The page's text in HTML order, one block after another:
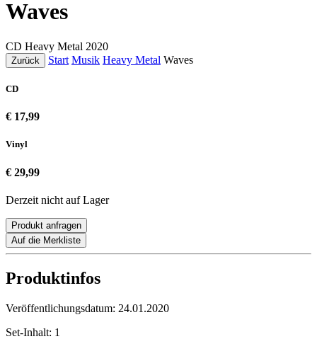
Waves
CD Heavy Metal 2020
Zurück Start Musik Heavy Metal Waves
CD
€ 17,99
Vinyl
€ 29,99
Derzeit nicht auf Lager
Produkt anfragen
Auf die Merkliste
Produktinfos
Veröffentlichungsdatum: 24.01.2020
Set-Inhalt: 1